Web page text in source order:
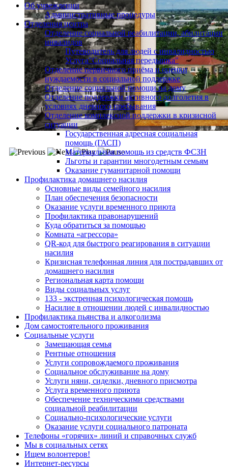
Об учреждении
Административные процедуры
Отделения центра
Отделение социальной реабилитации, абилитации
инвалидов
Путеводитель для людей с инвалидностью
Услуга"Социальная передышка"
Отделение первичного приёма и оценки
нуждаемости в социальной поддержке
Отделение социальной помощи на дому
Отделение поддержки активного долголетия в
условиях дневного пребывания
Отделение комплексной поддержки в кризисной
ситуации
Государственная адресная социальная
помощь (ГАСП)
Материальная помощь из средств ФСЗН
Льготы и гарантии многодетным семьям
Оказание гуманитарной помощи
Профилактика домашнего насилия
Основные виды семейного насилия
План обеспечения безопасности
Оказание услуги временного приюта
Профилактика правонарушений
Куда обратиться за помощью
Комната «агрессора»
QR-код для быстрого реагирования в ситуации
насилия
Кризисная телефонная линия для пострадавших от
домашнего насилия
Региональная карта помощи
Виды социальных услуг
133 - экстренная психологическая помощь
Насилие в отношении людей с инвалидностью
Профилактика пьянства и алкоголизма
Дом самостоятельного проживания
Социальные услуги
Замещающая семья
Рентные отношения
Услуги сопровождаемого проживания
Социальное обслуживание на дому
Услуги няни, сиделки, дневного присмотра
Услуга временного приюта
Обеспечение техническими средствами
социальной реабилитации
Социально-психологические услуги
Оказание услуги социального патроната
Телефоны «горячих» линий и справочных служб
Мы в социальных сетях
Ищем волонтеров!
Интернет-ресурсы